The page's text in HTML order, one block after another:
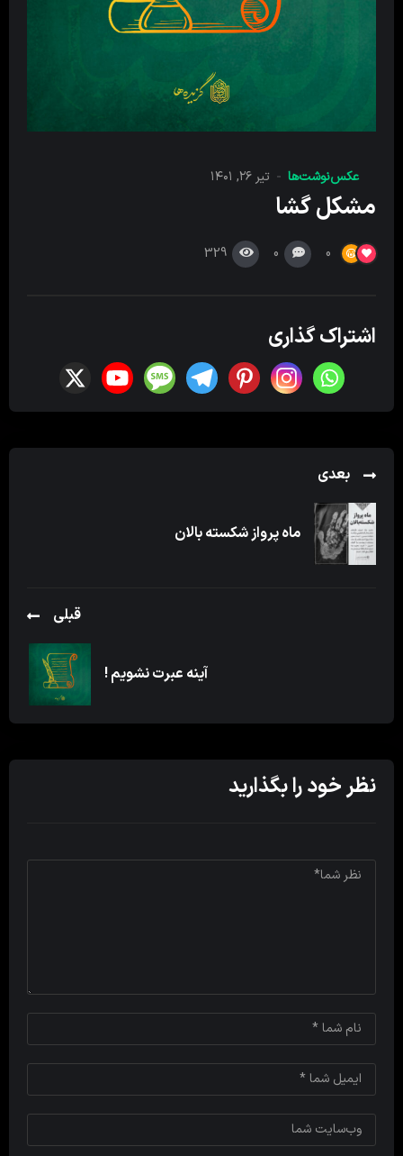
عکس‌نوشت‌ها تیر ۲۶, ۱۴۰۱
مشکل گشا
0
0
329
اشتراک گذاری
بعدی
ماه پرواز شکسته بالان
قبلی
آینه عبرت نشویم !
نظر خود را بگذارید